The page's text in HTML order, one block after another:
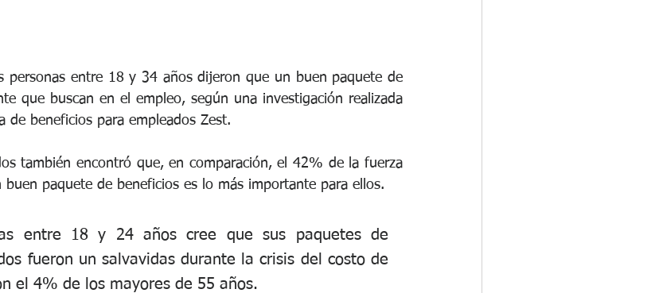
personas entre 18 y 34 años dijeron que un buen paquete de
que buscan en el empleo, según una investigación realizada
de beneficios para empleados Zest.
también encontró que, en comparación, el 42% de la fuerza
paquete de beneficios es lo más importante para ellos.
entre 18 y 24 años cree que sus paquetes de
fueron un salvavidas durante la crisis del costo de
el 4% de los mayores de 55 años.